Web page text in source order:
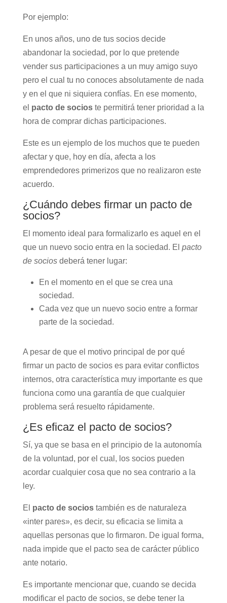
Por ejemplo:
En unos años, uno de tus socios decide
abandonar la sociedad, por lo que pretende
vender sus participaciones a un muy amigo suyo
pero el cual tu no conoces absolutamente de nada
y en el que ni siquiera confías. En ese momento,
el pacto de socios te permitirá tener prioridad a la
hora de comprar dichas participaciones.
Este es un ejemplo de los muchos que te pueden
afectar y que, hoy en día, afecta a los
emprendedores primerizos que no realizaron este
acuerdo.
¿Cuándo debes firmar un pacto de
socios?
El momento ideal para formalizarlo es aquel en el
que un nuevo socio entra en la sociedad. El pacto
de socios deberá tener lugar:
En el momento en el que se crea una
sociedad.
Cada vez que un nuevo socio entre a formar
parte de la sociedad.
A pesar de que el motivo principal de por qué
firmar un pacto de socios es para evitar conflictos
internos, otra característica muy importante es que
funciona como una garantía de que cualquier
problema será resuelto rápidamente.
¿Es eficaz el pacto de socios?
Sí, ya que se basa en el principio de la autonomía
de la voluntad, por el cual, los socios pueden
acordar cualquier cosa que no sea contrario a la
ley.
El pacto de socios también es de naturaleza
«inter pares», es decir, su eficacia se limita a
aquellas personas que lo firmaron. De igual forma,
nada impide que el pacto sea de carácter público
ante notario.
Es importante mencionar que, cuando se decida
modificar el pacto de socios, se debe tener la